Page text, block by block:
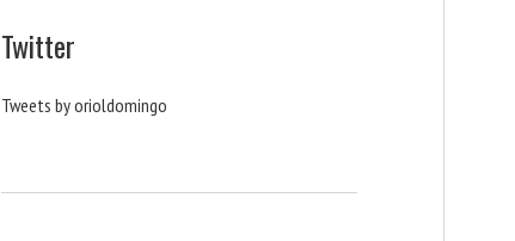
Twitter
Tweets by orioldomingo